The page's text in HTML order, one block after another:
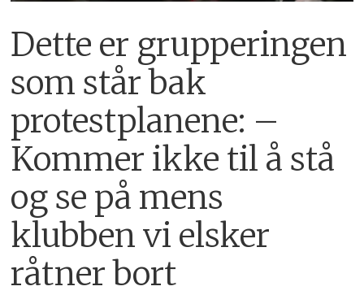
Dette er grupperingen
som står bak
protestplanene: –
Kommer ikke til å stå
og se på mens
klubben vi elsker
råtner bort